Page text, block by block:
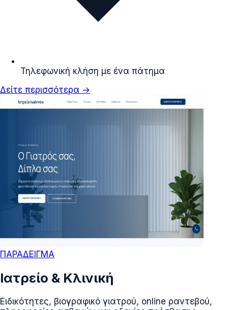
Τηλεφωνική κλήση με ένα πάτημα
Δείτε περισσότερα →
ΠΑΡΑΔΕΙΓΜΑ
Ιατρείο & Κλινική
Ειδικότητες, βιογραφικό γιατρού, online ραντεβού,